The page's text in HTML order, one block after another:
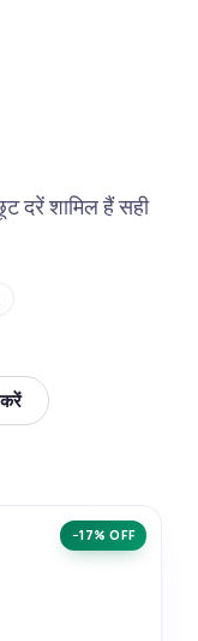
दरें शामिल हैं सही
−17% OFF